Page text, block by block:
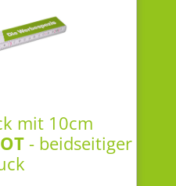
mit 10cm
- beidseitiger